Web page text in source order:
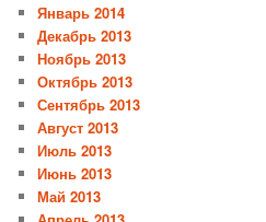
Январь 2014
Декабрь 2013
Ноябрь 2013
Октябрь 2013
Сентябрь 2013
Август 2013
Июль 2013
Июнь 2013
Май 2013